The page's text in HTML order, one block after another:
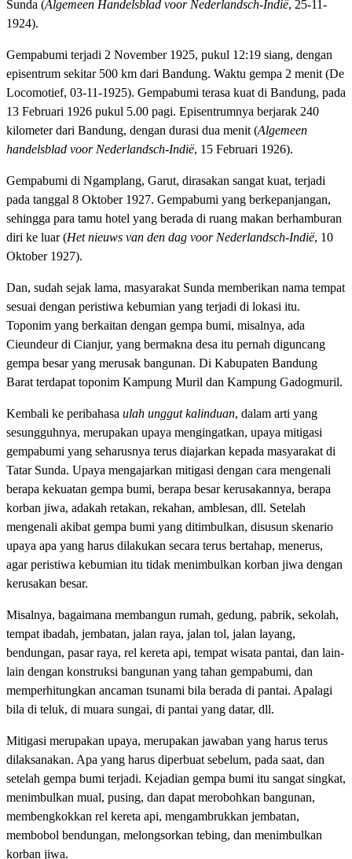
Sunda (Algemeen Handelsblad voor Nederlandsch-Indië, 25-11-
1924).
Gempabumi terjadi 2 November 1925, pukul 12:19 siang, dengan
episentrum sekitar 500 km dari Bandung. Waktu gempa 2 menit (De
Locomotief, 03-11-1925). Gempabumi terasa kuat di Bandung, pada
13 Februari 1926 pukul 5.00 pagi. Episentrumnya berjarak 240
kilometer dari Bandung, dengan durasi dua menit (Algemeen
handelsblad voor Nederlandsch-Indië, 15 Februari 1926).
Gempabumi di Ngamplang, Garut, dirasakan sangat kuat, terjadi
pada tanggal 8 Oktober 1927. Gempabumi yang berkepanjangan,
sehingga para tamu hotel yang berada di ruang makan berhamburan
diri ke luar (Het nieuws van den dag voor Nederlandsch-Indië, 10
Oktober 1927).
Dan, sudah sejak lama, masyarakat Sunda memberikan nama tempat
sesuai dengan peristiwa kebumian yang terjadi di lokasi itu.
Toponim yang berkaitan dengan gempa bumi, misalnya, ada
Cieundeur di Cianjur, yang bermakna desa itu pernah diguncang
gempa besar yang merusak bangunan. Di Kabupaten Bandung
Barat terdapat toponim Kampung Muril dan Kampung Gadogmuril.
Kembali ke peribahasa ulah unggut kalinduan, dalam arti yang
sesungguhnya, merupakan upaya mengingatkan, upaya mitigasi
gempabumi yang seharusnya terus diajarkan kepada masyarakat di
Tatar Sunda. Upaya mengajarkan mitigasi dengan cara mengenali
berapa kekuatan gempa bumi, berapa besar kerusakannya, berapa
korban jiwa, adakah retakan, rekahan, amblesan, dll. Setelah
mengenali akibat gempa bumi yang ditimbulkan, disusun skenario
upaya apa yang harus dilakukan secara terus bertahap, menerus,
agar peristiwa kebumian itu tidak menimbulkan korban jiwa dengan
kerusakan besar.
Misalnya, bagaimana membangun rumah, gedung, pabrik, sekolah,
tempat ibadah, jembatan, jalan raya, jalan tol, jalan layang,
bendungan, pasar raya, rel kereta api, tempat wisata pantai, dan lain-
lain dengan konstruksi bangunan yang tahan gempabumi, dan
memperhitungkan ancaman tsunami bila berada di pantai. Apalagi
bila di teluk, di muara sungai, di pantai yang datar, dll.
Mitigasi merupakan upaya, merupakan jawaban yang harus terus
dilaksanakan. Apa yang harus diperbuat sebelum, pada saat, dan
setelah gempa bumi terjadi. Kejadian gempa bumi itu sangat singkat,
menimbulkan mual, pusing, dan dapat merobohkan bangunan,
membengkokkan rel kereta api, mengambrukkan jembatan,
membobol bendungan, melongsorkan tebing, dan menimbulkan
korban jiwa.